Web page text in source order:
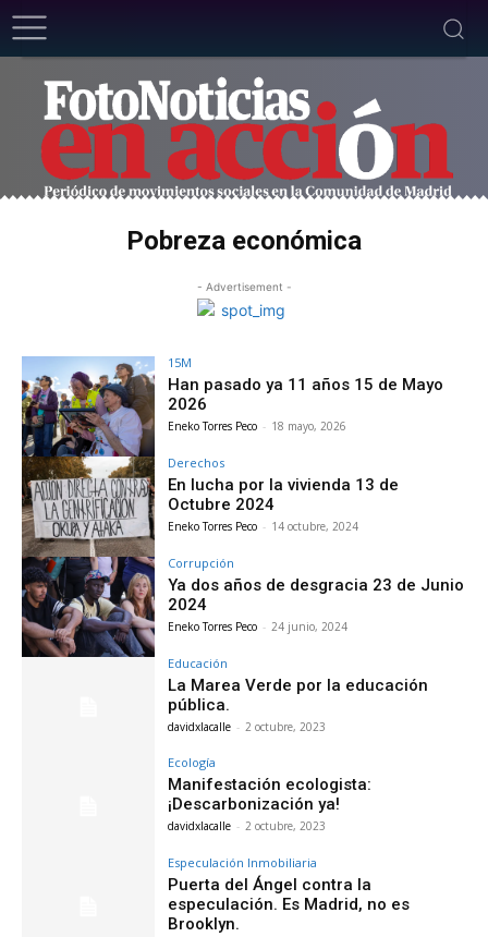
Pobreza económica
- Advertisement -
15M
Han pasado ya 11 años 15 de Mayo
2026
Eneko Torres Peco - 18 mayo, 2026
Derechos
En lucha por la vivienda 13 de
Octubre 2024
Eneko Torres Peco - 14 octubre, 2024
Corrupción
Ya dos años de desgracia 23 de Junio
2024
Eneko Torres Peco - 24 junio, 2024
Educación
La Marea Verde por la educación
pública.
davidxlacalle - 2 octubre, 2023
Ecología
Manifestación ecologista:
¡Descarbonización ya!
davidxlacalle - 2 octubre, 2023
Especulación Inmobiliaria
Puerta del Ángel contra la
especulación. Es Madrid, no es
Brooklyn.